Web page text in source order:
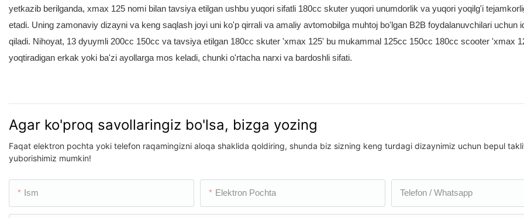
yetkazib berilganda, xmax 125 nomi bilan tavsiya etilgan ushbu yuqori sifatli 180cc skuter yuqori unumdorlik va yuqori yoqilg'i
etadi. Uning zamonaviy dizayni va keng saqlash joyi uni ko'p qirrali va amaliy avtomobilga muhtoj bo'lgan B2B foydalanuvchilari uchun
qiladi. Nihoyat, 13 dyuymli 200cc 150cc va tavsiya etilgan 180cc skuter 'xmax 125' bu mukammal 125cc 150cc 180cc scooter 'xmax
yoqtiradigan erkak yoki ba'zi ayollarga mos keladi, chunki o'rtacha narxi va bardoshli sifati.
Agar ko'proq savollaringiz bo'lsa, bizga yozing
Faqat elektron pochta yoki telefon raqamingizni aloqa shaklida qoldiring, shunda biz sizning keng turdagi dizaynimiz uchun bepul
yuborishimiz mumkin!
Ism Elektron Pochta Telefon / Whatsapp